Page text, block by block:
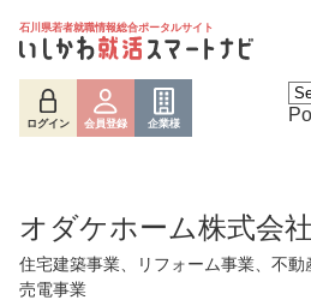
石川県若者就職情報総合ポータルサイト
ログイン 会員登録 企業様
オダケホーム株式会社
住宅建築事業、リフォーム事業、不
売電事業